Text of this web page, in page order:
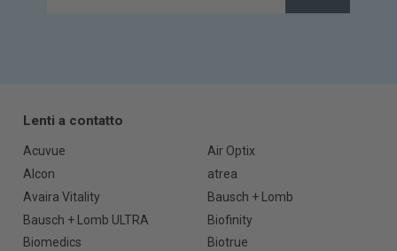
Lenti a contatto
Acuvue
Air Optix
Alcon
atrea
Avaira Vitality
Bausch + Lomb
Bausch + Lomb ULTRA
Biofinity
Biomedics
Biotrue